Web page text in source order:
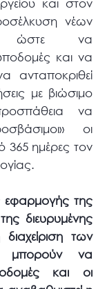
και στον
νέων
ώστε να
και να
ανταποκριθεί
με βιώσιμο
να
οι
365 ημέρες τον
εφαρμογής της
διευρυμένης
των
μπορούν να
και οι